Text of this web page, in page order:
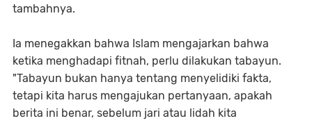
tambahnya.
Ia menegakkan bahwa Islam mengajarkan bahwa
ketika menghadapi fitnah, perlu dilakukan tabayun.
"Tabayun bukan hanya tentang menyelidiki fakta,
tetapi kita harus mengajukan pertanyaan, apakah
berita ini benar, sebelum jari atau lidah kita